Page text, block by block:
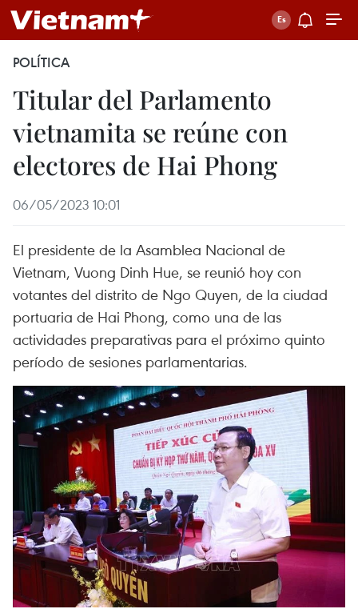
POLÍTICA
Titular del Parlamento
vietnamita se reúne con
electores de Hai Phong
06/05/2023 10:01
El presidente de la Asamblea Nacional de
Vietnam, Vuong Dinh Hue, se reunió hoy con
votantes del distrito de Ngo Quyen, de la ciudad
portuaria de Hai Phong, como una de las
actividades preparativas para el próximo quinto
período de sesiones parlamentarias.